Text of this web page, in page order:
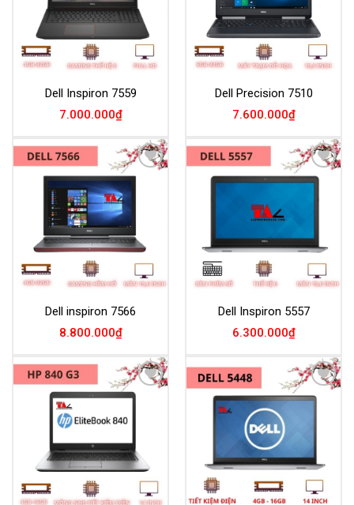
Dell Inspiron 7559
7.000.000₫
Dell Precision 7510
7.600.000₫
Add to
Wishlist
Dell inspiron 7566
8.800.000₫
Add to
Dell Inspiron 5557
6.300.000₫
Add to
Add to